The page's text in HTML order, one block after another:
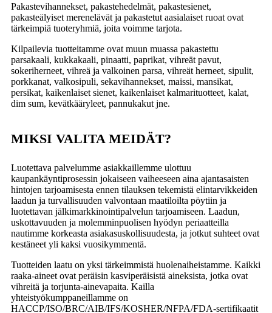
Pakastevihannekset, pakastehedelmät, pakastesienet,
pakasteälyiset merenelävät ja pakastetut aasialaiset ruoat ovat
tärkeimpiä tuoteryhmiä, joita voimme tarjota.
Kilpailevia tuotteitamme ovat muun muassa pakastettu
parsakaali, kukkakaali, pinaatti, paprikat, vihreät pavut,
sokeriherneet, vihreä ja valkoinen parsa, vihreät herneet, sipulit,
porkkanat, valkosipuli, sekavihannekset, maissi, mansikat,
persikat, kaikenlaiset sienet, kaikenlaiset kalmarituotteet, kalat,
dim sum, kevätkääryleet, pannukakut jne.
MIKSI VALITA MEIDÄT?
Luotettava palvelumme asiakkaillemme ulottuu
kaupankäyntiprosessin jokaiseen vaiheeseen aina ajantasaisten
hintojen tarjoamisesta ennen tilauksen tekemistä elintarvikkeiden
laadun ja turvallisuuden valvontaan maatiloilta pöytiin ja
luotettavan jälkimarkkinointipalvelun tarjoamiseen. Laadun,
uskottavuuden ja molemminpuolisen hyödyn periaatteilla
nautimme korkeasta asiakasuskollisuudesta, ja jotkut suhteet ovat
kestäneet yli kaksi vuosikymmentä.
Tuotteiden laatu on yksi tärkeimmistä huolenaiheistamme. Kaikki
raaka-aineet ovat peräisin kasviperäisistä aineksista, jotka ovat
vihreitä ja torjunta-ainevapaita. Kailla
yhteistyökumppaneillamme on
HACCP/ISO/BRC/AIB/IFS/KOSHER/NFPA/FDA-sertifikaatit